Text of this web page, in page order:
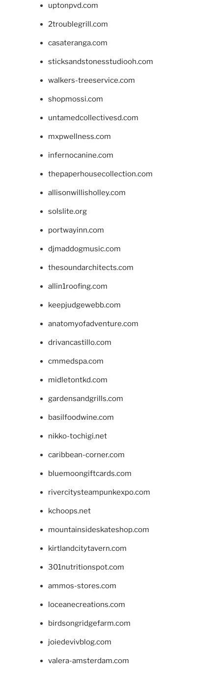
uptonpvd.com
2troublegrill.com
casateranga.com
sticksandstonesstudiooh.com
walkers-treeservice.com
shopmossi.com
untamedcollectivesd.com
mxpwellness.com
infernocanine.com
thepaperhousecollection.com
allisonwillisholley.com
solslite.org
portwayinn.com
djmaddogmusic.com
thesoundarchitects.com
allin1roofing.com
keepjudgewebb.com
anatomyofadventure.com
drivancastillo.com
cmmedspa.com
midletontkd.com
gardensandgrills.com
basilfoodwine.com
nikko-tochigi.net
caribbean-corner.com
bluemoongiftcards.com
rivercitysteampunkexpo.com
kchoops.net
mountainsideskateshop.com
kirtlandcitytavern.com
301nutritionspot.com
ammos-stores.com
loceanecreations.com
birdsongridgefarm.com
joiedevivblog.com
valera-amsterdam.com